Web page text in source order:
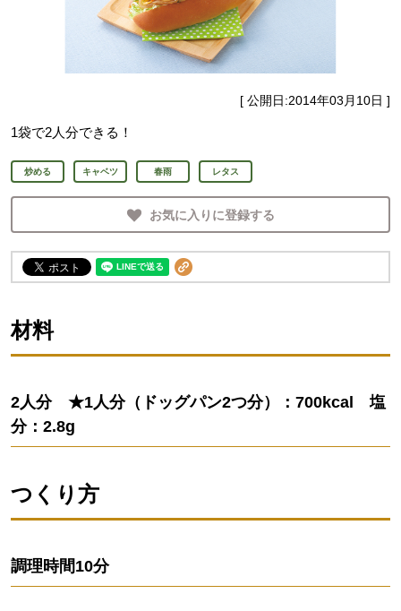
[ 公開日:2014年03月10日 ]
1袋で2人分できる！
炒める キャベツ 春雨 レタス
お気に入りに登録する
材料
2人分 ★1人分（ドッグパン2つ分）：700kcal 塩
分：2.8g
つくり方
調理時間10分